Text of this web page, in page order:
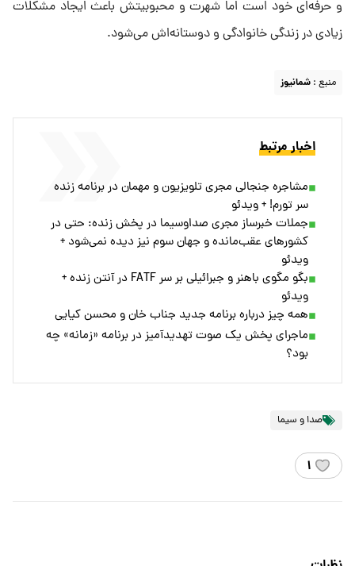
و حرفه‌ای خود است اما شهرت و محبوبیتش باعث ایجاد مشکلات
زیادی در زندگی خانوادگی و دوستانه‌اش می‌شود.
منبع : شمانیوز
اخبار مرتبط
مشاجره جنجالی مجری تلویزیون و مهمان در برنامه زنده
سر تورم! + ویدئو
جملات خبرساز مجری صداوسیما در پخش زنده: حتی در
کشورهای عقب‌مانده و جهان سوم نیز دیده نمی‌شود +
ویدئو
بگو مگوی باهنر و جبرائیلی بر سر FATF در آنتن زنده +
ویدئو
همه چیز درباره برنامه جدید جناب خان و محسن کیایی
ماجرای پخش یک صوت تهدیدآمیز در برنامه «زمانه» چه
بود؟
صدا و سیما
۱